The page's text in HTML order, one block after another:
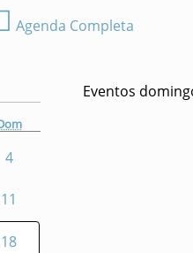
Agenda Completa
4
11
18
Eventos